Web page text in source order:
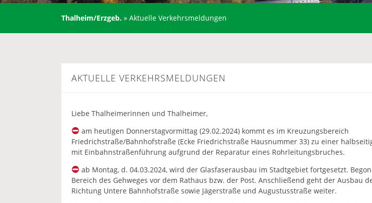
Thalheim/Erzgeb. » Aktuelle Verkehrsmeldungen
AKTUELLE VERKEHRSMELDUNGEN
Liebe Thalheimerinnen und Thalheimer,
am heutigen Donnerstagvormittag (29.02.2024) kommt es im Kreuzungsbereich
Friedrichstraße/Bahnhofstraße (Ecke Friedrichstraße Hausnummer 33) zu einer
mit Einbahnstraßenführung aufgrund der Reparatur eines Rohrleitungsbruches.
ab Montag, d. 04.03.2024, wird der Glasfaserausbau im Stadtgebiet fortgesetzt.
Bereich des Gehweges vor dem Rathaus bzw. der Post. Anschließend geht der Ausbau
Richtung Untere Bahnhofstraße sowie Jägerstraße und Augustusstraße weiter.